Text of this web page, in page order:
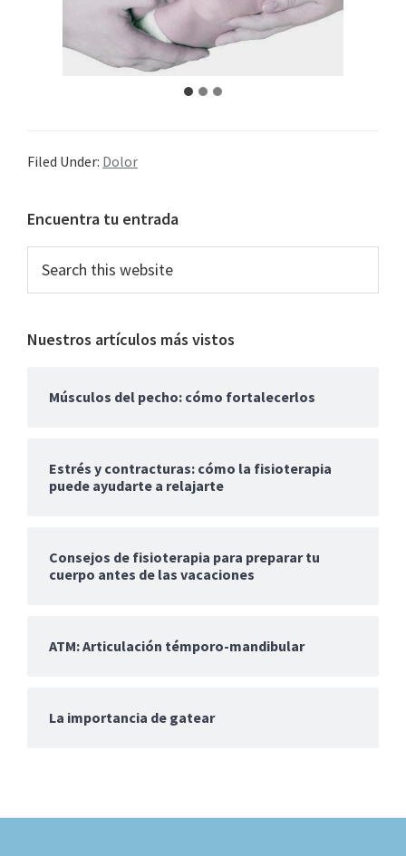
Filed Under: Dolor
Primary
Sidebar
Encuentra tu entrada
this
website
Nuestros artículos más vistos
Músculos del pecho: cómo fortalecerlos
Estrés y contracturas: cómo la fisioterapia
puede ayudarte a relajarte
Consejos de fisioterapia para preparar tu
cuerpo antes de las vacaciones
ATM: Articulación témporo-mandibular
La importancia de gatear